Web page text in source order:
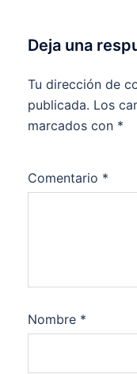
Deja una
Tu dirección de
publicada. Los
marcados con *
Comentario *
Nombre *